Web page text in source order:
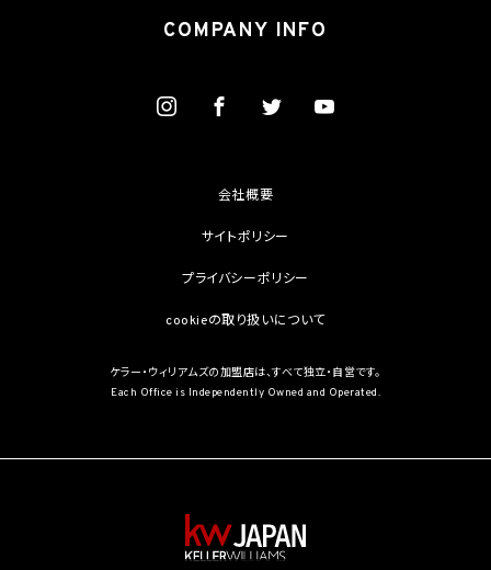
情報保護法第2条第3項に定義されるものを意味します。）を取得しません。
を学術研究目的で取得する必要があるとき（当該要配慮個人情報を取得する目的の一
部が学術研究目的である場合を含み、個人の権利利益を不当に侵害するおそれがある
保護法第57条第1項各号に掲げる者その他個人情報保護委員会規則で定める者により
(4) 本人を目視し、又は撮影することにより、その外形上明らかな要配慮個人情報を取得
(5) 第三者から要配慮個人情報の提供を受ける場合であって、当該第三者による当該提
5.3 当社は、第三者から個人情報の提供を受けるに際しては、個人情報保護委員会規則
該個人情報の提供が第4.1項各号のいずれかに該当する場合又は第8.1項各号のいずれ
かに該当する場合を除きます。
管理が図られるよう、当社の従業員に対し、必要かつ適切な監督を行います。また、当社
は、個人情報の取扱いの全部又は一部を委託する場合は、委託先において個人情報の安
COMPANY INFO
会社概要
サイトポリシー
プライバシーポリシー
cookieの取り扱いについて
ケラー・ウィリアムズの加盟店は、すべて独立・自営です。
Each Office is Independently Owned and Operated.